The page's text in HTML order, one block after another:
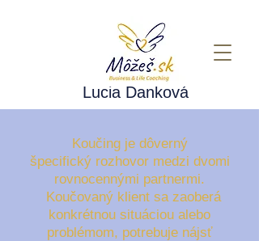
Lucia Danková
Koučing je dôverný
špecifický rozhovor medzi dvomi
rovnocennými partnermi.
Koučovaný klient sa zaoberá
konkrétnou situáciou alebo
problémom, potrebuje nájsť